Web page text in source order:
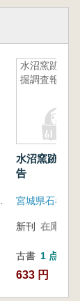
水沼窯跡発
掘調査報告
水沼窯跡発
告
新刊 在庫なし
古書 1 点
633 円